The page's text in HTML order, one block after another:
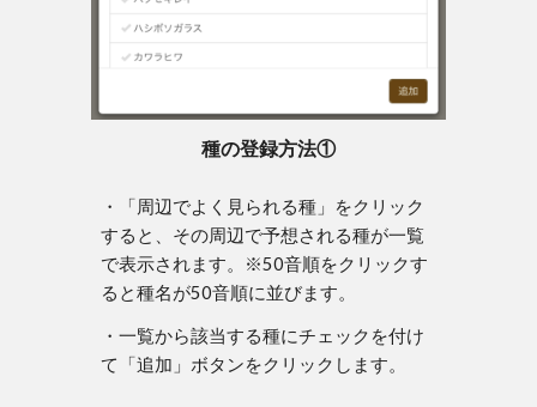
種の登録方法①
・「周辺でよく見られる種」をクリック
すると、その周辺で予想される種が一覧
で表示されます。※50音順をクリックす
ると種名が50音順に並びます。
・一覧から該当する種にチェックを付け
て「追加」ボタンをクリックします。